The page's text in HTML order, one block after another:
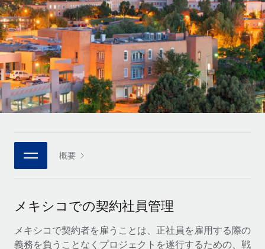
インフラ
Remote統合
人事機能をワークフローにシームレスに統合する
プラットフォーム
チームのための人事の基本機能を内蔵
接続 新しい
当社のMCPを使用して、あらゆるAIツールをRemoteに接続
統合
基本的なビジネスツールを活用して業務プロセスを効率化す
専門家に相談
成長中の企業向けのアジャイルなグローバルHR・給与処理ソ
リューション
ミッドマーケット
カスタマイズされた人事ソリューションでチームを拡大する
企業
大企業向けのグローバルHR
パートナーに登録
戦略的テクノロジーパートナー
グローバルな人事機能を柔軟に自社プラットフォームへ統合
当社とのパートナーシップの可能性を検討する
Remote Build 近日リリース予定
統合とAI自動化に関するコンサルティング
REMOTEで学習
リサーチおよびガイド
活用事例
HR用語集
チェックリストおよびテンプレート
職務内容ライブラリ
ウェビナー
イベント
ニュースルーム
給与・人材情報
Deutsch
Español
Italiano
Português (Portugal)
日本語
한국어 概要
メキシコでの契約社員管理
メキシコで契約者を雇うことは、正社員を雇用する際の
義務を負うことなくプロジェクトを遂行するための、戦